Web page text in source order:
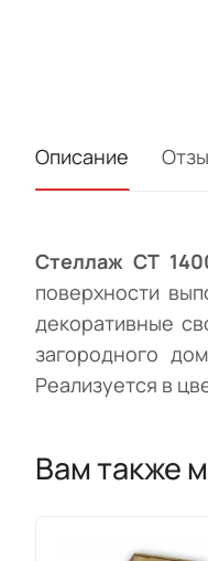
Описание
Стеллаж СТ
поверхности
декоративные
загородного
Реализуется в
Вам также